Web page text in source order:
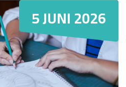
5 JUNI 2026